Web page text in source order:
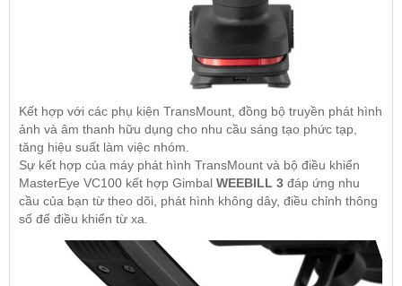
Kết hợp với các phụ kiện TransMount, đồng bộ truyền phát hình
ảnh và âm thanh hữu dụng cho nhu cầu sáng tạo phức tạp,
tăng hiệu suất làm việc nhóm.
Sự kết hợp của máy phát hình TransMount và bộ điều khiển
MasterEye VC100 kết hợp Gimbal WEEBILL 3 đáp ứng nhu
cầu của bạn từ theo dõi, phát hình không dây, điều chỉnh thông
số để điều khiển từ xa.